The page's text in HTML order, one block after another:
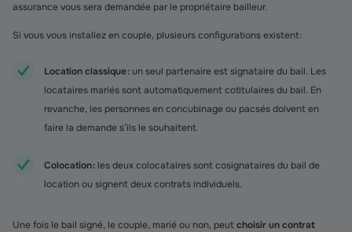
assurance vous sera demandée par le propriétaire bailleur.
Si vous vous installez en couple, plusieurs configurations existent :
Location classique : un seul partenaire est signataire du bail. Les
locataires mariés sont automatiquement cotitulaires du bail. En
revanche, les personnes en concubinage ou pacsés doivent en
faire la demande s’ils le souhaitent.
Colocation : les deux colocataires sont cosignataires du bail de
location ou signent deux contrats individuels.
Une fois le bail signé, le couple, marié ou non, peutchoisir un contrat